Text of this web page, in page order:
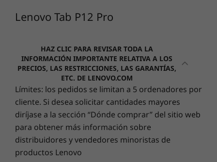
El teclado 2 en 1 opcional se vende por separado
Lenovo Premium Care y ADP One
USB-C 3.1 de 2.ª generación
-Patillas Pogo de cuatro puntos (para teclado
opcional)
Lenovo Tab P12 Pro
HAZ CLIC PARA REVISAR TODA LA
INFORMACIÓN IMPORTANTE RELATIVA A LOS
PRECIOS, LAS RESTRICCIONES, LAS GARANTÍAS,
ETC. DE LENOVO.COM
Límites: los pedidos se limitan a 5 ordenadores por
cliente. Si desea solicitar cantidades mayores
diríjase a la sección “Dónde comprar” del sitio web
para obtener más información sobre
distribuidores y vendedores minoristas de
productos Lenovo